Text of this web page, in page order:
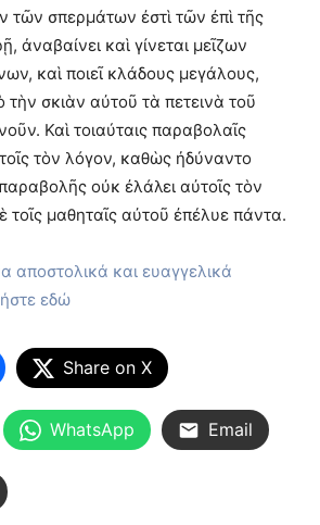
τῶν σπερμάτων ἐστὶ τῶν ἐπὶ τῆς
ἀναβαίνει καὶ γίνεται μεῖζων
καὶ ποιεῖ κλάδους μεγάλους,
σκιὰν αὐτοῦ τὰ πετεινὰ τοῦ
Καὶ τοιαύταις παραβολαῖς
τὸν λόγον, καθὼς ἠδύναντο
οὐκ ἐλάλει αὐτοῖς τὸν
τοῖς μαθηταῖς αὐτοῦ ἐπέλυε πάντα.
αποστολικά και ευαγγελικά
εδώ
Share on X
WhatsApp Email